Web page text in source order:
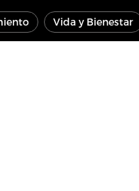
Vida y Bienestar